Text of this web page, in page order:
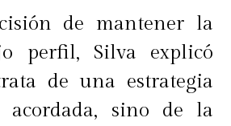
de mantener la
perfil, Silva explicó
de una estrategia
acordada, sino de la